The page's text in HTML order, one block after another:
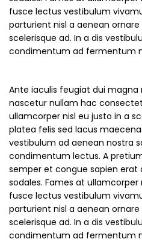
fusce lectus vestibulum
parturient nisl a aenean
scelerisque ad. In a dis
condimentum ad fermentum
Ante iaculis feugiat dui magna
nascetur nullam hac
ullamcorper nisl eu justo in a
platea felis sed lacus
vestibulum ad aenean nostra
condimentum lectus. A
semper et congue sapien erat
sodales. Fames at
fusce lectus vestibulum
parturient nisl a aenean
scelerisque ad. In a dis
condimentum ad fermentum